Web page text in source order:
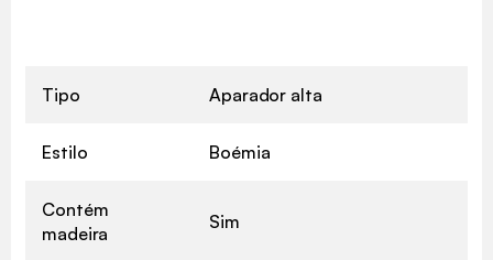
Tipo Aparador alta
Estilo Boémia
Contém
madeira
Sim